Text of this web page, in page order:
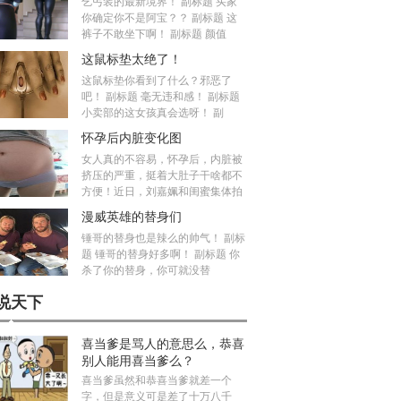
你确定你不是阿宝？？ 副标题 这
裤子不敢坐下啊！ 副标题 颜值
这鼠标垫太绝了！
这鼠标垫你看到了什么？邪恶了
吧！ 副标题 毫无违和感！ 副标题
小卖部的这女孩真会选呀！ 副
怀孕后内脏变化图
女人真的不容易，怀孕后，内脏被
挤压的严重，挺着大肚子干啥都不
方便！近日，刘嘉姵和闺蜜集体拍
漫威英雄的替身们
锤哥的替身也是辣么的帅气！ 副标
题 锤哥的替身好多啊！ 副标题 你
杀了你的替身，你可就没替
天下
喜当爹是骂人的意思么，恭喜
别人能用喜当爹么？
喜当爹虽然和恭喜当爹就差一个
字，但是意义可是差了十万八千